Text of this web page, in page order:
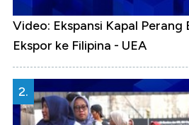
Video: Ekspansi Kapal Perang
Ekspor ke Filipina - UEA
2.